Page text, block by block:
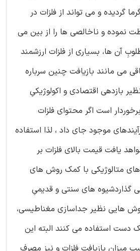
گردیده و می تواند از فلزات در
نموده و ناخالصی ها را از بین می
آن ها، بسیاری از فلزات ارزشمند
می مانند بازیافت چنین سرباره
بازدهی اقتصادی و اکولوژیکیِ
است اگر محتوای فلزات
موجود جای داد ، لذا استفاده
یافت قیمت بالای فلزات بر
های متالوژیکی با کمک روش های
می گذاردشیوه های سنتی و قدیمیِ
روش هایی نظیر جداسازی مغناطیسی،
دست استفاده می کنند البته این